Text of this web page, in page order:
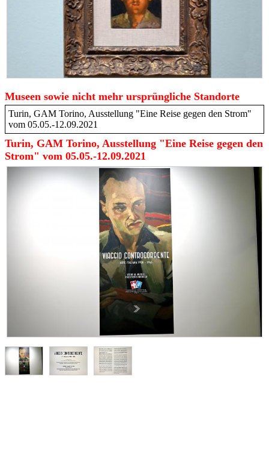
Museen sowie nicht mehr ursprüngliche Standorte
Turin, GAM Torino, Ausstellung "Eine Reise gegen den Strom"
vom 05.05.-12.09.2021
Turin, GAM Torino, Ausstellung "Eine Reise gegen den
Strom" vom 05.05.-12.09.2021